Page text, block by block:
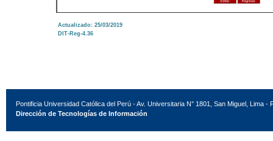
Actualizado: 25/03/2019
DIT-Reg-4.36
Pontificia Universidad Católica del Perú - Av. Universitaria N° 1801, San Miguel, Lima -
Dirección de Tecnologías de Información